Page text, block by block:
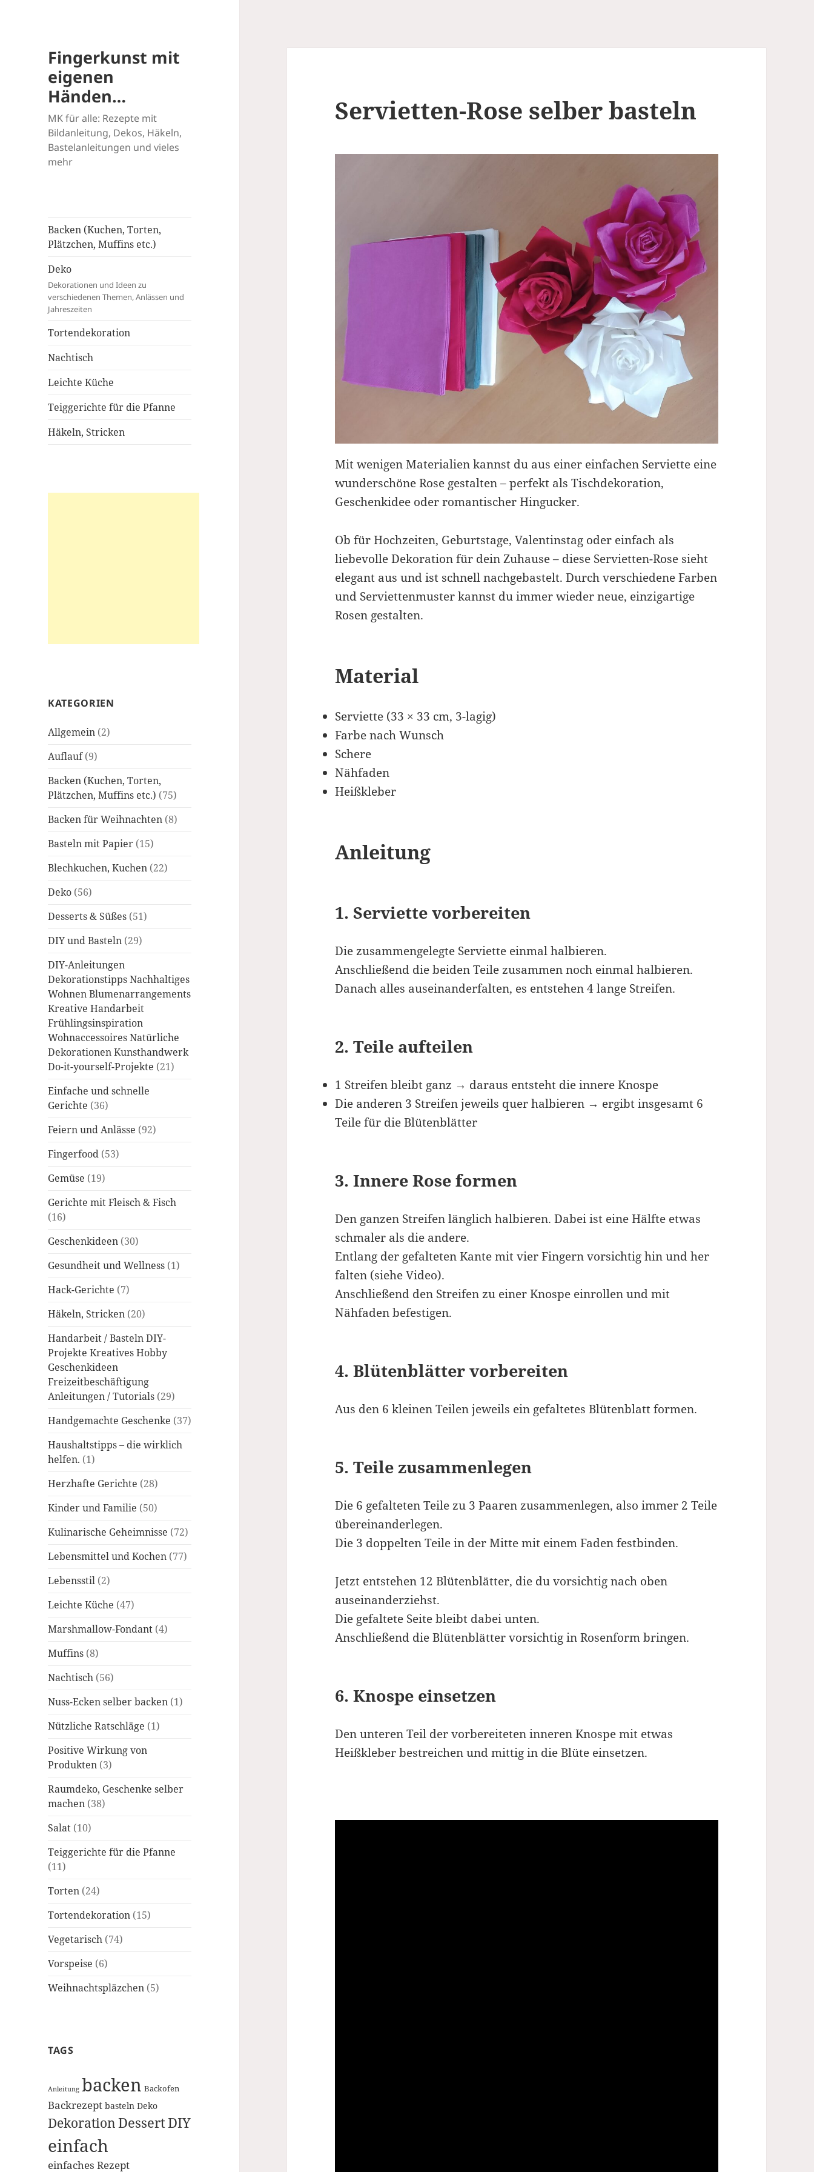
Fingerkunst mit
eigenen
Händen…
MK für alle: Rezepte mit
Bildanleitung, Dekos, Häkeln,
Bastelanleitungen und vieles
mehr
Backen (Kuchen, Torten,
Plätzchen, Muffins etc.)
Deko
Dekorationen und Ideen zu
verschiedenen Themen, Anlässen und
Jahreszeiten
Tortendekoration
Nachtisch
Leichte Küche
Teiggerichte für die Pfanne
Häkeln, Stricken
KATEGORIEN
Allgemein (2)
Auflauf(9)
Backen (Kuchen, Torten,
Plätzchen, Muffins etc.) (75)
Backen für Weihnachten (8)
Basteln mit Papier (15)
Blechkuchen, Kuchen (22)
Deko (56)
Desserts & Süßes (51)
DIY und Basteln (29)
DIY-Anleitungen
Dekorationstipps Nachhaltiges
Wohnen Blumenarrangements
Kreative Handarbeit
Frühlingsinspiration
Wohnaccessoires Natürliche
Dekorationen Kunsthandwerk
Do-it-yourself-Projekte (21)
Einfache und schnelle
Gerichte (36)
Feiern und Anlässe (92)
Fingerfood (53)
Gemüse (19)
Gerichte mit Fleisch & Fisch
(16)
Geschenkideen (30)
Gesundheit und Wellness (1)
Hack-Gerichte (7)
Häkeln, Stricken (20)
Handarbeit / Basteln DIY-
Projekte Kreatives Hobby
Geschenkideen
Freizeitbeschäftigung
Anleitungen / Tutorials (29)
Handgemachte Geschenke (37)
Haushaltstipps – die wirklich
helfen. (1)
Herzhafte Gerichte (28)
Kinder und Familie (50)
Kulinarische Geheimnisse (72)
Lebensmittel und Kochen (77)
Lebensstil (2)
Leichte Küche (47)
Marshmallow-Fondant (4)
Muffins (8)
Nachtisch (56)
Nuss-Ecken selber backen (1)
Nützliche Ratschläge (1)
Positive Wirkung von
Produkten (3)
Raumdeko, Geschenke selber
machen (38)
Salat (10)
Teiggerichte für die Pfanne
(11)
Torten (24)
Tortendekoration (15)
Vegetarisch (74)
Vorspeise (6)
Weihnachtspläzchen (5)
TAGS
Anleitung backen Backofen
Backrezept basteln Deko
DekorationDessertDIY
einfach
einfaches Rezept
Servietten-Rose selber basteln
Mit wenigen Materialien kannst du aus einer einfachen Serviette eine
wunderschöne Rose gestalten – perfekt als Tischdekoration,
Geschenkidee oder romantischer Hingucker.
Ob für Hochzeiten, Geburtstage, Valentinstag oder einfach als
liebevolle Dekoration für dein Zuhause – diese Servietten-Rose sieht
elegant aus und ist schnell nachgebastelt. Durch verschiedene Farben
und Serviettenmuster kannst du immer wieder neue, einzigartige
Rosen gestalten.
Material
Serviette (33 × 33 cm, 3-lagig)
Farbe nach Wunsch
Schere
Nähfaden
Heißkleber
Anleitung
1. Serviette vorbereiten
Die zusammengelegte Serviette einmal halbieren.
Anschließend die beiden Teile zusammen noch einmal halbieren.
Danach alles auseinanderfalten, es entstehen 4 lange Streifen.
2. Teile aufteilen
1 Streifen bleibt ganz → daraus entsteht die innere Knospe
Die anderen 3 Streifen jeweils quer halbieren → ergibt insgesamt 6
Teile für die Blütenblätter
3. Innere Rose formen
Den ganzen Streifen länglich halbieren. Dabei ist eine Hälfte etwas
schmaler als die andere.
Entlang der gefalteten Kante mit vier Fingern vorsichtig hin und her
falten (siehe Video).
Anschließend den Streifen zu einer Knospe einrollen und mit
Nähfaden befestigen.
4. Blütenblätter vorbereiten
Aus den 6 kleinen Teilen jeweils ein gefaltetes Blütenblatt formen.
5. Teile zusammenlegen
Die 6 gefalteten Teile zu 3 Paaren zusammenlegen, also immer 2 Teile
übereinanderlegen.
Die 3 doppelten Teile in der Mitte mit einem Faden festbinden.
Jetzt entstehen 12 Blütenblätter, die du vorsichtig nach oben
auseinanderziehst.
Die gefaltete Seite bleibt dabei unten.
Anschließend die Blütenblätter vorsichtig in Rosenform bringen.
6. Knospe einsetzen
Den unteren Teil der vorbereiteten inneren Knospe mit etwas
Heißkleber bestreichen und mittig in die Blüte einsetzen.